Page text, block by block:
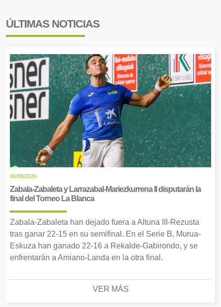
ÚLTIMAS NOTICIAS
06/08/2026
Zabala-Zabaleta y Larrazabal-Mariezkurrena II disputarán la
final del Torneo La Blanca
Zabala-Zabaleta han dejado fuera a Altuna III-Rezusta
tras ganar 22-15 en su semifinal. En el Serie B, Murua-
Eskuza han ganado 22-16 a Rekalde-Gabirondo, y se
enfrentarán a Amiano-Landa en la otra final.
VER MÁS